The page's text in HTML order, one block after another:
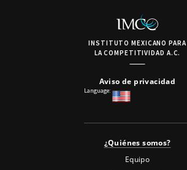
INSTITUTO MEXICANO PARA
LA COMPETITIVIDAD A.C.
Aviso de privacidad
Language:
¿Quiénes somos?
Equipo